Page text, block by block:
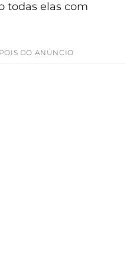
todas elas com
DO ANÚNCIO